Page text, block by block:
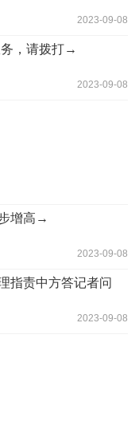
2023-09-08
，请拨打→
2023-09-08
增高→
2023-09-08
指责中方答记者问
2023-09-08